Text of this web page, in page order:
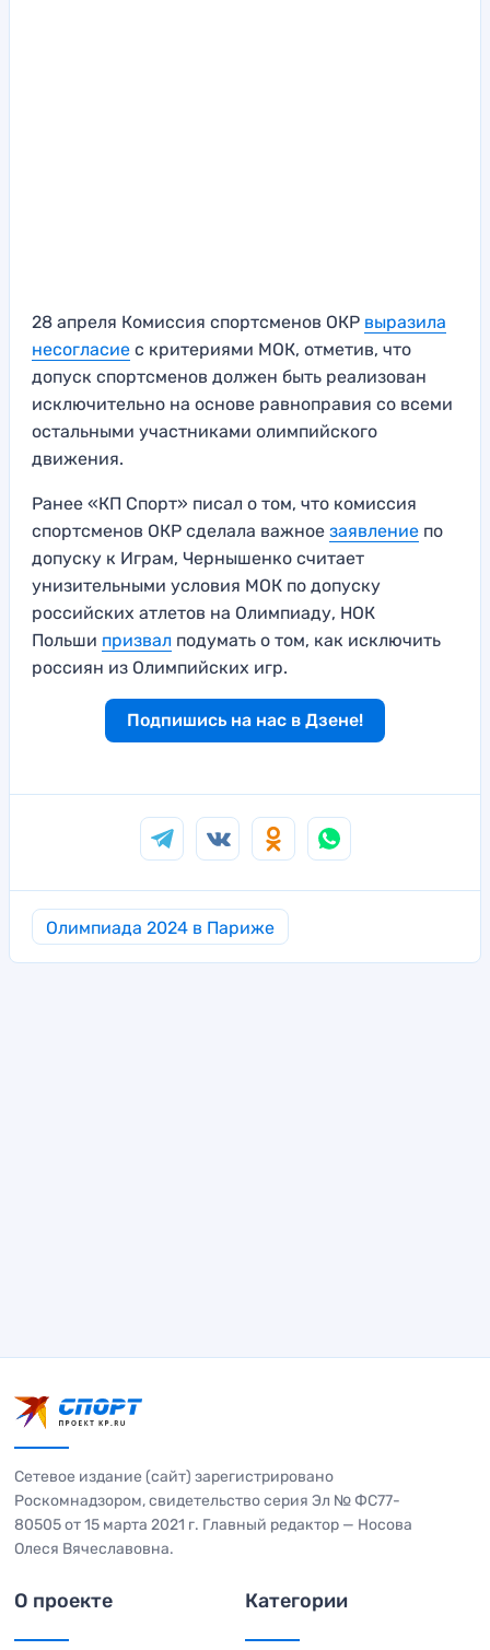
28 апреля Комиссия спортсменов ОКР выразила
несогласие с критериями МОК, отметив, что
допуск спортсменов должен быть реализован
исключительно на основе равноправия со всеми
остальными участниками олимпийского
движения.
Ранее «КП Спорт» писал о том, что комиссия
спортсменов ОКР сделала важное заявление по
допуску к Играм, Чернышенко считает
унизительными условия МОК по допуску
российских атлетов на Олимпиаду, НОК
Польши призвал подумать о том, как исключить
россиян из Олимпийских игр.
Подпишись на нас в Дзене!
Олимпиада 2024 в Париже
Сетевое издание (сайт) зарегистрировано
Роскомнадзором, свидетельство серия Эл № ФС77-
80505 от 15 марта 2021 г. Главный редактор — Носова
Олеся Вячеславовна.
О проекте Категории